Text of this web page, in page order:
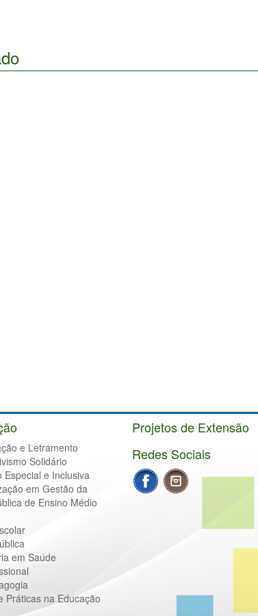
e Letramento
Solidário
Especial e Inclusiva
em Gestão da
de Ensino Médio
em Saúde
Práticas na Educação
Projetos de Extensão
Redes Sociais